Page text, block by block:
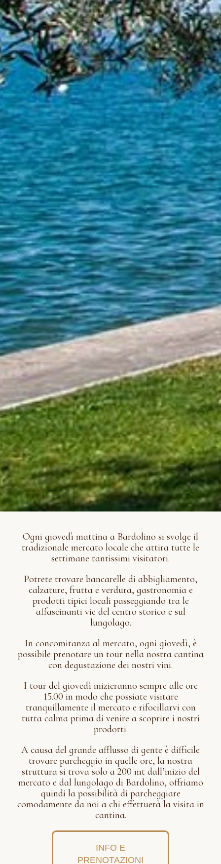
Ogni giovedì mattina a Bardolino si svolge il
tradizionale mercato locale che attira tutte le
settimane tantissimi visitatori.
Potrete trovare bancarelle di abbigliamento,
calzature, frutta e verdura, gastronomia e
prodotti tipici locali passeggiando tra le
affascinanti vie del centro storico e sul
lungolago.
In concomitanza al mercato, ogni giovedì, è
possibile prenotare un tour nella nostra cantina
con degustazione dei nostri vini.
I tour del giovedì inizieranno sempre alle ore
15.00 in modo che possiate visitare
tranquillamente il mercato e rifocillarvi con
tutta calma prima di venire a scoprire i nostri
prodotti.
A causa del grande afflusso di gente è difficile
trovare parcheggio in quelle ore, la nostra
struttura si trova solo a 200 mt dall’inizio del
mercato e dal lungolago di Bardolino, offriamo
quindi la possibilità di parcheggiare
comodamente da noi a chi effettuerà la visita in
cantina.
INFO E
PRENOTAZIONI